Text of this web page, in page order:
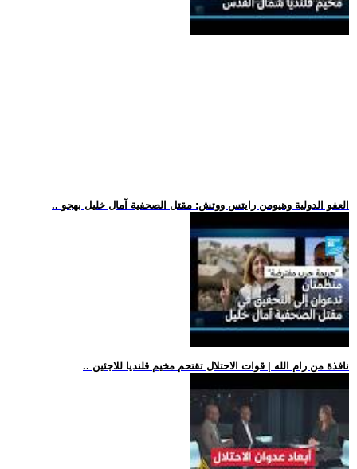
.. العفو الدولية وهيومن رايتس ووتش: مقتل الصحفية آمال خليل بهجو
.. نافذة من رام الله | قوات الاحتلال تقتحم مخيم قلنديا للاجئين